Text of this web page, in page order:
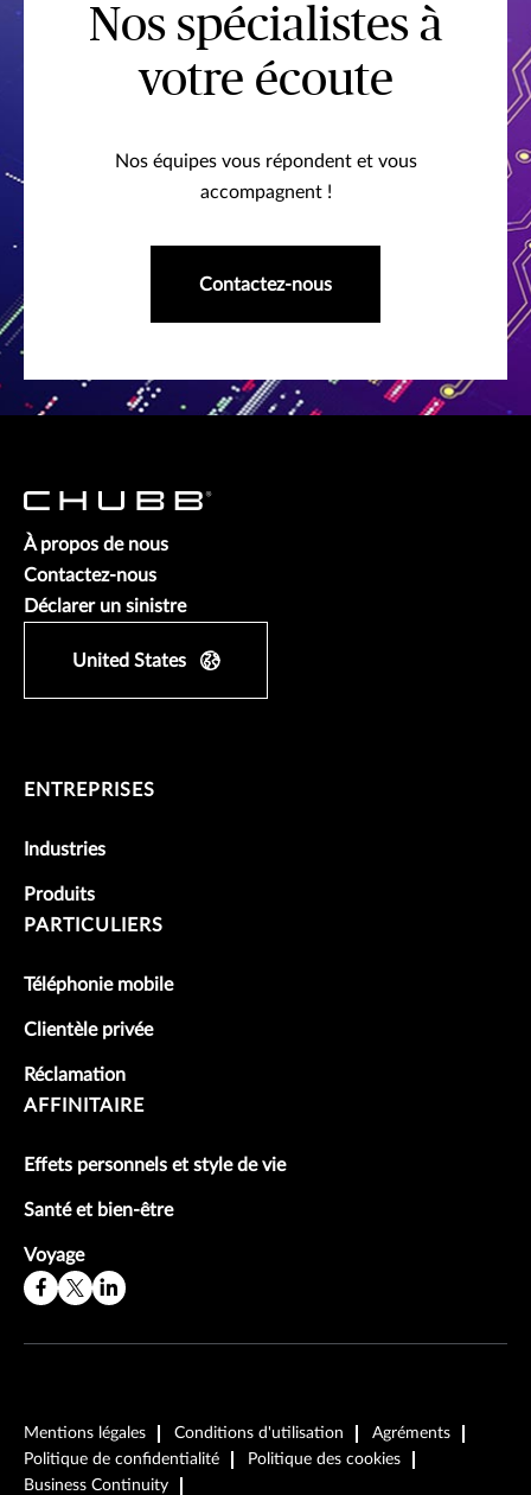
Nos spécialistes à
votre écoute
Nos équipes vous répondent et vous
accompagnent !
Contactez-nous
À propos de nous
Contactez-nous
Déclarer un sinistre
United States
ENTREPRISES
Industries
Produits
PARTICULIERS
Téléphonie mobile
Clientèle privée
Réclamation
AFFINITAIRE
Effets personnels et style de vie
Santé et bien-être
Voyage
Mentions légales Conditions d'utilisation
Agréments
Politique de confidentialité
Politique des cookies
Business Continuity